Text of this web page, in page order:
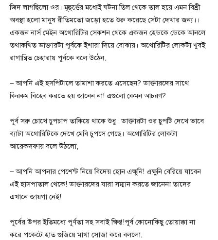
জিদ লাগছিলো ওর। মূহুর্ত্তের মধ্যেই ঘটনা তিল থেকে তাল হয়ে এমন বিশ্রী
অবস্থা হলো মানুষ রীতিমতো জড়ো হতে শুরু করেছে সেটা দেখার জন্য।।
একজন নার্স মেইন অথোরিটির সেকশন থেকে একজন হেডকে ডেকে আনলে
তথাকথিত ডাক্তারটা পূর্বকে ইশারা দিয়ে বোঝায়। অথোরিটির লোকটা খুবই
রাগান্বিত চেহারায় পূর্বকে বলে উঠেন,
– আপনি এই হসপিটালে তামাশা করতে এসেছেন? ডাক্তারদের সাথে
কিরকম বিহেব করতে হয় জানেন না! এগুলো কেমন আচরণ?
পূর্ব সরু চোখে চুপচাপ তাকিয়ে থাকে শুধু। ডাক্তারটা ওর চুপটি দেখে ভাবে
ব্যাটা অথোরিটিকে দেখে মেবি চুপসে গেছে। অথোরিটির লোকটা
আরেকদফায় বলে উঠলো,
– আপনি আপনার পেশেন্ট নিয়ে বিদেয় হোন এক্ষুনি! এক্ষুনি বেরিয়ে যাবেন
এই হাসপাতাল থেকে! ডাক্তারদের যারা সম্মান করতে জানেনা তাদের
এখানে জায়গা নেই!
পূর্বের উপর ইতিমধ্যে পূর্ণতা সহ সবাই ক্ষিপ্ত!পূর্ব কোনোকিছু তোয়াক্কা না
করে পকেটে হাত গুজিয়ে মাথা সোজা করে বললো,